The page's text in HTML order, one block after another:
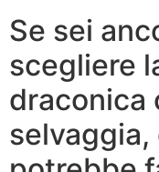
Se sei
scegliere
draconica